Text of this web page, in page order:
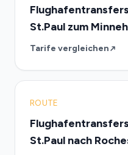
St.Paul zum
Tarife vergleichen
ROUTE
St.Paul nach